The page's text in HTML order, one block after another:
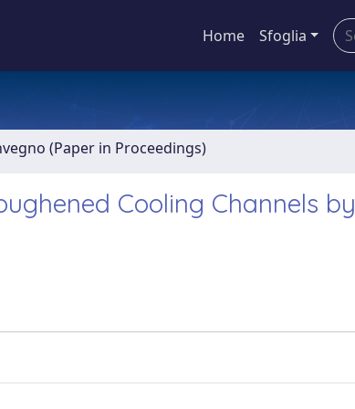
Home Sfoglia
(Paper in Proceedings)
Cooling Channels by